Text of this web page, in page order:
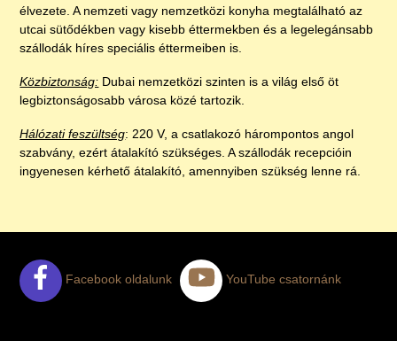
élvezete. A nemzeti vagy nemzetközi konyha megtalálható az
utcai sütődékben vagy kisebb éttermekben és a legelegánsabb
szállodák híres speciális éttermeiben is.
Közbiztonság: Dubai nemzetközi szinten is a világ első öt
legbiztonságosabb városa közé tartozik.
Hálózati feszültség: 220 V, a csatlakozó hárompontos angol
szabvány, ezért átalakító szükséges. A szállodák recepcióin
ingyenesen kérhető átalakító, amennyiben szükség lenne rá.
Facebook oldalunk YouTube csatornánk